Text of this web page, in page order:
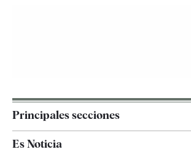
Principales secciones
España
Es Noticia